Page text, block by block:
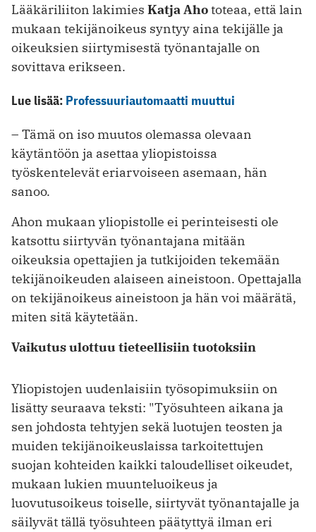
Lääkäriliiton lakimies Katja Ahototeaa, että lain
mukaan tekijänoikeus syntyy aina tekijälle ja
oikeuksien siirtymisestä työnantajalle on
sovittava erikseen.
Lue lisää: Professuuriautomaatti muuttui
– Tämä on iso muutos olemassa olevaan
käytäntöön ja asettaa yliopistoissa
työskentelevät eriarvoiseen asemaan, hän
sanoo.
Ahon mukaan yliopistolle ei perinteisesti ole
katsottu siirtyvän työnantajana mitään
oikeuksia opettajien ja tutkijoiden tekemään
tekijänoikeuden alaiseen aineistoon. Opettajalla
on tekijänoikeus aineistoon ja hän voi määrätä,
miten sitä käytetään.
Vaikutus ulottuu tieteellisiin tuotoksiin
Yliopistojen uudenlaisiin työsopimuksiin on
lisätty seuraava teksti: "Työsuhteen aikana ja
sen johdosta tehtyjen sekä luotujen teosten ja
muiden tekijänoikeuslaissa tarkoitettujen
suojan kohteiden kaikki taloudelliset oikeudet,
mukaan lukien muunteluoikeus ja
luovutusoikeus toiselle, siirtyvät työnantajalle ja
säilyvät tällä työsuhteen päätyttyä ilman eri